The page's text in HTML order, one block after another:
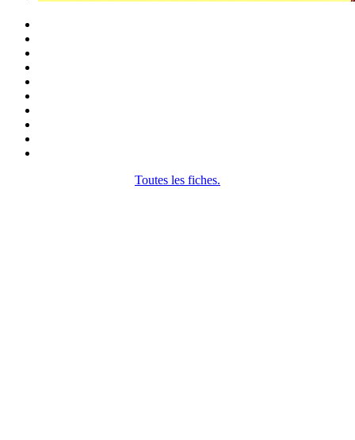
Toutes les fiches.